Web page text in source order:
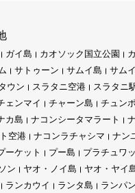
ガイ島 カオソック国立公園
サトゥーン サムイ島 サム
ウン スラタニ空港 スラタニ
ェンマイ チャーン島 チュン
カ島 ナコンシータマラート
空港
ナコンラチャシマ ナン
ーケット プー島 プラチュワ
ン ヤオ・ノイ島 ヤオ・ヤイ
ランカウイ ランタ島 ランパン